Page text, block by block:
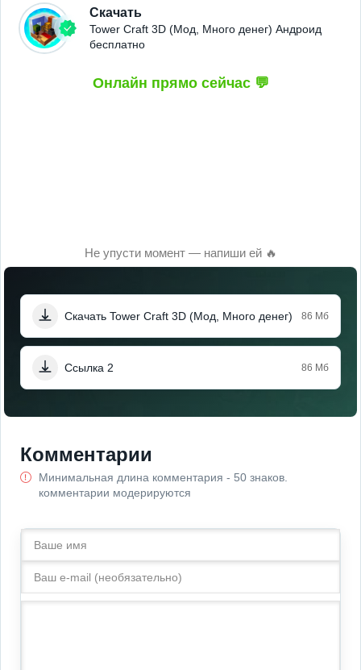
Скачать
Tower Craft 3D (Мод, Много денег) Андроид
бесплатно
Онлайн прямо сейчас 💬
Не упусти момент — напиши ей 🔥
Скачать Tower Craft 3D (Мод, Много денег) 86 Мб
Ссылка 2 86 Мб
Комментарии
Минимальная длина комментария - 50 знаков.
комментарии модерируются